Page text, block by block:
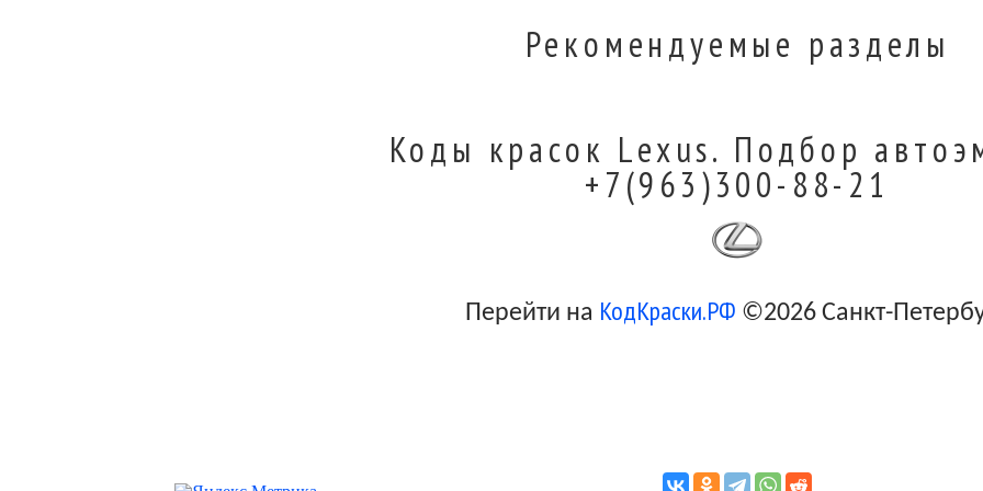
Рекомендуемые разделы
Коды красок Lexus. Подбор
+7(963)300-88-21
Перейти на КодКраски.РФ ©2026 Санкт-